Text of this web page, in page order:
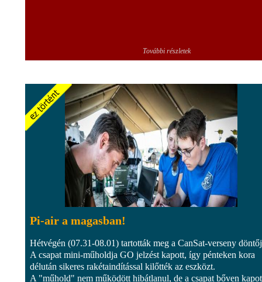
További részletek
Pi-air a magasban!
Hétvégén (07.31-08.01) tartották meg a CanSat-verseny
A csapat mini-műholdja GO jelzést kapott, így pénteken kora
délután sikeres rakétaindítással kilőtték az eszközt.
A "műhold" nem működött hibátlanul, de a csapat bőven